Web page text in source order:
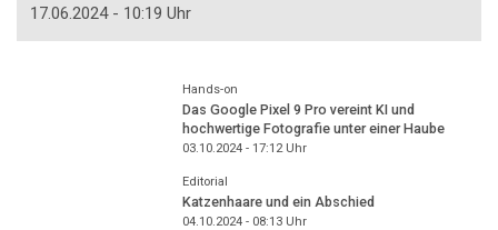
17.06.2024 - 10:19 Uhr
Hands-on
Das Google Pixel 9 Pro vereint KI und
hochwertige Fotografie unter einer Haube
03.10.2024 - 17:12Uhr
Editorial
Katzenhaare und ein Abschied
04.10.2024 - 08:13Uhr